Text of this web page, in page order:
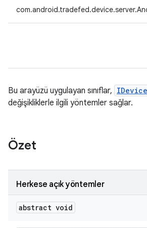
Bu arayüzü uygulayan sınıflar, IDevice
değişikliklerle ilgili yöntemler sağlar.
Özet
Herkese açık yöntemler
abstract void